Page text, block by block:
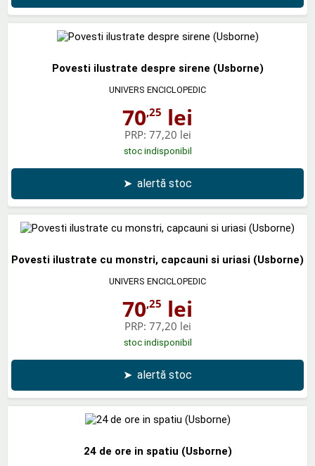
Povesti ilustrate despre sirene (Usborne)
UNIVERS ENCICLOPEDIC
70,25 lei
PRP: 77,20 lei
stoc indisponibil
➤ alertă stoc
Povesti ilustrate cu monstri, capcauni si uriasi (Usborne)
UNIVERS ENCICLOPEDIC
70,25 lei
PRP: 77,20 lei
stoc indisponibil
➤ alertă stoc
24 de ore in spatiu (Usborne)